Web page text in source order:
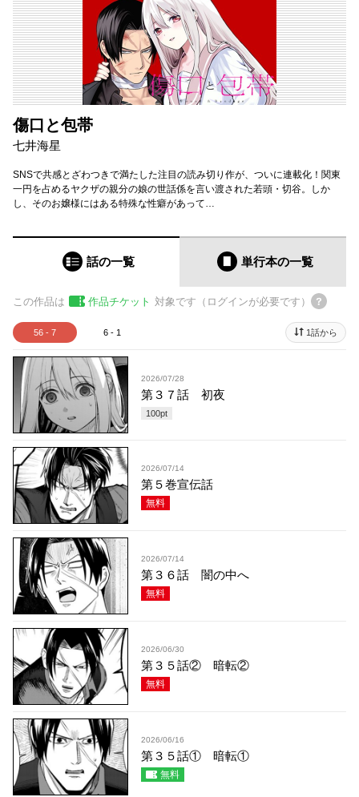
傷口と包帯
七井海星
SNSで共感とざわつきで満たした注目の読み切り作が、ついに連載化！関東
一円を占めるヤクザの親分の娘の世話係を言い渡された若頭・切谷。しか
し、そのお嬢様にはある特殊な性癖があって…
話の一覧 単行本の一覧
この作品は 作品チケット 対象です（ログインが必要です）
56 - 7 6 - 1 1話から
2026/07/28
第３７話 初夜
100pt
2026/07/14
第５巻宣伝話
無料
2026/07/14
第３６話 闇の中へ
無料
2026/06/30
第３５話② 暗転②
無料
2026/06/16
第３５話① 暗転①
無料